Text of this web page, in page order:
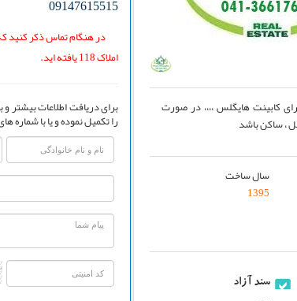
کابینت هایگلس ،،،، در صورت
سال ساخت
1395
سند آزاد
09147615515
در هنگام تماس ذکر کنید
املاک 118 یافته اید.
برای دریافت اطلاعات بیشتر و
را تکمیل نموده و یا با